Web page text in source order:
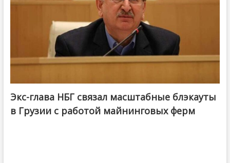
Экс-глава НБГ связал масштабные блэкауты
в Грузии с работой майнинговых ферм